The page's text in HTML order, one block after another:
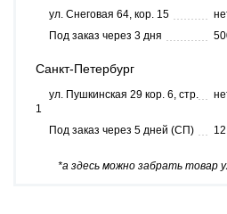
ул. Снеговая 64, кор. 15
Под заказ через 3 дня
Санкт-Петербург
ул. Пушкинская 29 кор. 6, стр.
1
Под заказ через 5 дней (СП)
*а здесь можно забрать товар